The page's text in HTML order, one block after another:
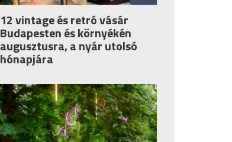
12 vintage és retró vásár
Budapesten és környékén
augusztusra, a nyár utolsó
hónapjára